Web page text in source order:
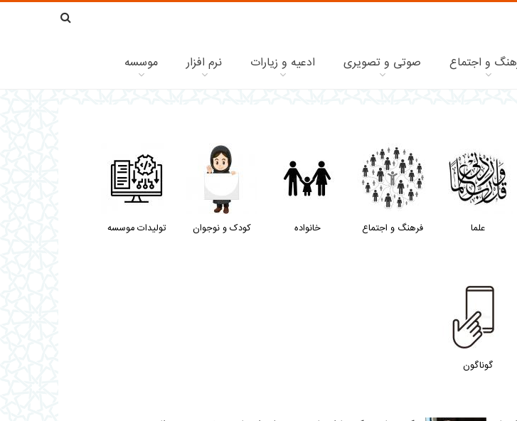
و اجتماع صوتی و تصویری ادعیه و زیارات نرم افزار موسسه
علما فرهنگ و اجتماع خانواده کودک و نوجوان تولیدات موسسه
گوناگون